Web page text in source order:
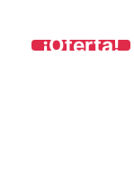
¡Oferta!